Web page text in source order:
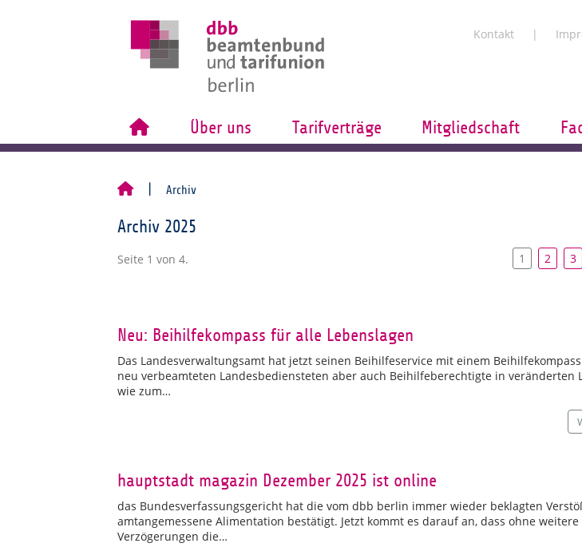
Kontakt
Über uns Tarifverträge Mitgliedschaft
Archiv
Archiv 2025
Seite 1 von 4. 1 2 3
Neu: Beihilfekompass für alle Lebenslagen
Das Landesverwaltungsamt hat jetzt seinen Beihilfeservice mit einem
neu verbeamteten Landesbediensteten aber auch Beihilfeberechtigte in veränderten
wie zum…
hauptstadt magazin Dezember 2025 ist online
das Bundesverfassungsgericht hat die vom dbb berlin immer wieder beklagten
amtangemessene Alimentation bestätigt. Jetzt kommt es darauf an, dass ohne weitere
Verzögerungen die…